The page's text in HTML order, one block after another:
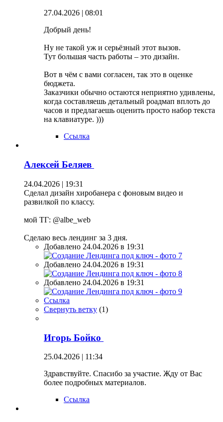
27.04.2026 | 08:01
Добрый день!
Ну не такой уж и серьёзный этот вызов.
Тут большая часть работы – это дизайн.
Вот в чём с вами согласен, так это в оценке
бюджета.
Заказчики обычно остаются неприятно удивлены,
когда составляешь детальный роадмап вплоть до
часов и предлагаешь оценить просто набор текста
на клавиатуре. )))
Ссылка
Алексей Беляев
24.04.2026 | 19:31
Сделал дизайн хиробанера с фоновым видео и
развилкой по классу.
мой ТГ: @albe_web
Сделаю весь лендинг за 3 дня.
Добавлено 24.04.2026 в 19:31
Добавлено 24.04.2026 в 19:31
Добавлено 24.04.2026 в 19:31
Ссылка
Свернуть ветку (1)
Игорь Бойко
25.04.2026 | 11:34
Здравствуйте. Спасибо за участие. Жду от Вас
более подробных материалов.
Ссылка